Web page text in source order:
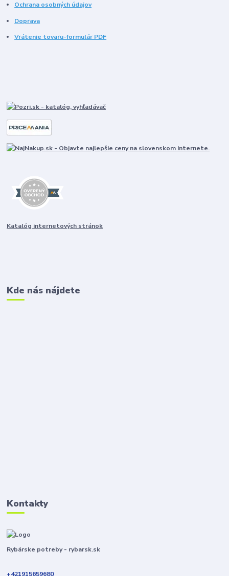
Ochrana osobných údajov
Doprava
Vrátenie tovaru-formulár PDF
Katalóg internetových stránok
Kde nás nájdete
Kontakty
Rybárske potreby - rybarsk.sk
+421915659680